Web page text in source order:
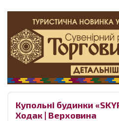
Купольні будинки
Ходак | Верховина